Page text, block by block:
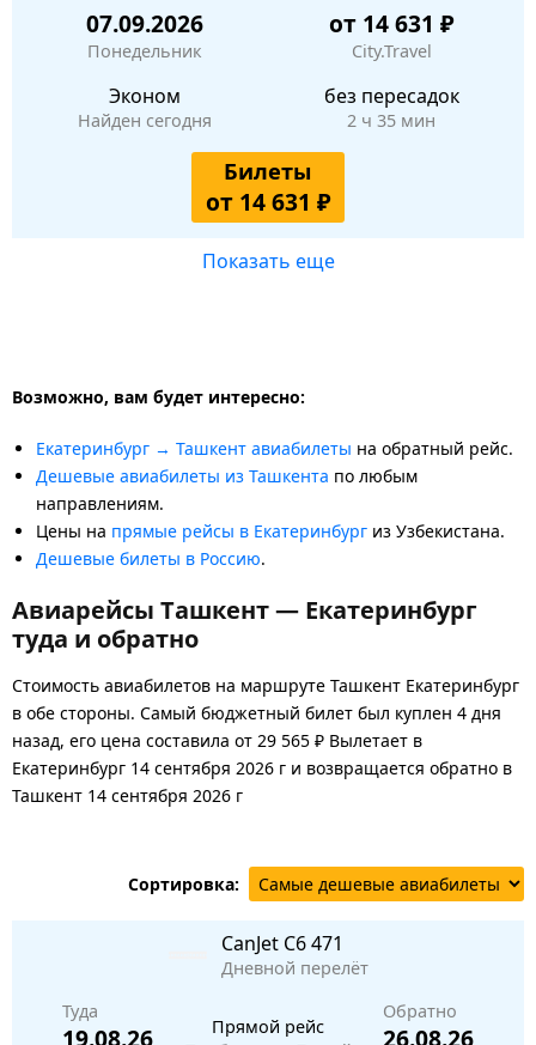
07.09.2026
Понедельник
от 14 631 ₽
City.Travel
Эконом
Найден сегодня
без пересадок
2 ч 35 мин
Билеты
от 14 631 ₽
Показать еще
Возможно, вам будет интересно:
Екатеринбург → Ташкент авиабилеты на обратный рейс.
Дешевые авиабилеты из Ташкента по любым
направлениям.
Цены на прямые рейсы в Екатеринбург из Узбекистана.
Дешевые билеты в Россию.
Авиарейсы Ташкент — Екатеринбург
туда и обратно
Стоимость авиабилетов на маршруте Ташкент Екатеринбург
в обе стороны. Самый бюджетный билет был куплен 4 дня
назад, его цена составила от 29 565 ₽ Вылетает в
Екатеринбург 14 сентября 2026 г и возвращается обратно в
Ташкент 14 сентября 2026 г
Сортировка:
CanJet C6 471
Дневной перелёт
Туда
19.08.26
Прямой рейс
Обратно
26.08.26